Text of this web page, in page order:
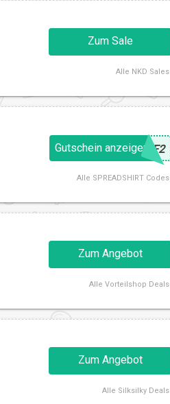
Zum Sale
Alle NKD Sales
Gutschein anzeigen
@ VF2
Alle SPREADSHIRT Codes
Zum Angebot
AlleVorteilshop Deals
Zum Angebot
Alle Silksilky Deals